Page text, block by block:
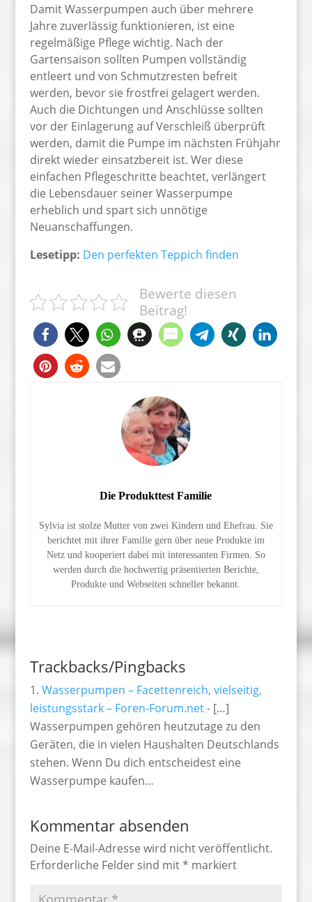
Damit Wasserpumpen auch über mehrere
Jahre zuverlässig funktionieren, ist eine
regelmäßige Pflege wichtig. Nach der
Gartensaison sollten Pumpen vollständig
entleert und von Schmutzresten befreit
werden, bevor sie frostfrei gelagert werden.
Auch die Dichtungen und Anschlüsse sollten
vor der Einlagerung auf Verschleiß überprüft
werden, damit die Pumpe im nächsten Frühjahr
direkt wieder einsatzbereit ist. Wer diese
einfachen Pflegeschritte beachtet, verlängert
die Lebensdauer seiner Wasserpumpe
erheblich und spart sich unnötige
Neuanschaffungen.
Lesetipp: Den perfekten Teppich finden
Bewerte diesen
Beitrag!
Die Produkttest Familie
Sylvia ist stolze Mutter von zwei Kindern und Ehefrau. Sie
berichtet mit ihrer Familie gern über neue Produkte im
Netz und kooperiert dabei mit interessanten Firmen. So
werden durch die hochwertig präsentierten Berichte,
Produkte und Webseiten schneller bekannt.
Trackbacks/Pingbacks
Wasserpumpen – Facettenreich, vielseitig,
leistungsstark – Foren-Forum.net- […]
Wasserpumpen gehören heutzutage zu den
Geräten, die in vielen Haushalten Deutschlands
stehen. Wenn Du dich entscheidest eine
Wasserpumpe kaufen…
Kommentar absenden
Deine E-Mail-Adresse wird nicht veröffentlicht.
Erforderliche Felder sind mit* markiert